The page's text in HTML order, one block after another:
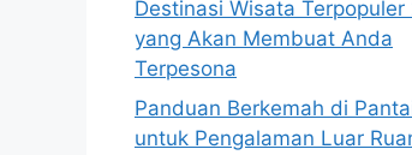
Destinasi Wisata Terpopuler
yang Akan Membuat Anda
Terpesona
Panduan Berkemah di
untuk Pengalaman Luar